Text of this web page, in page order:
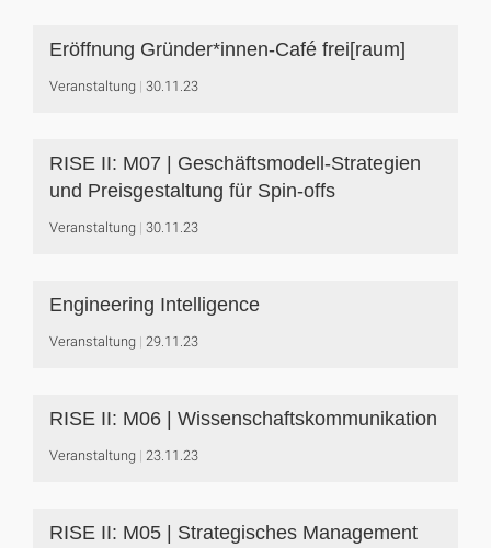
Eröffnung Gründer*innen-Café frei[raum]
Veranstaltung 30.11.23
RISE II: M07 | Geschäftsmodell-Strategien
und Preisgestaltung für Spin-offs
Veranstaltung 30.11.23
Engineering Intelligence
Veranstaltung 29.11.23
RISE II: M06 | Wissenschaftskommunikation
Veranstaltung 23.11.23
RISE II: M05 | Strategisches Management